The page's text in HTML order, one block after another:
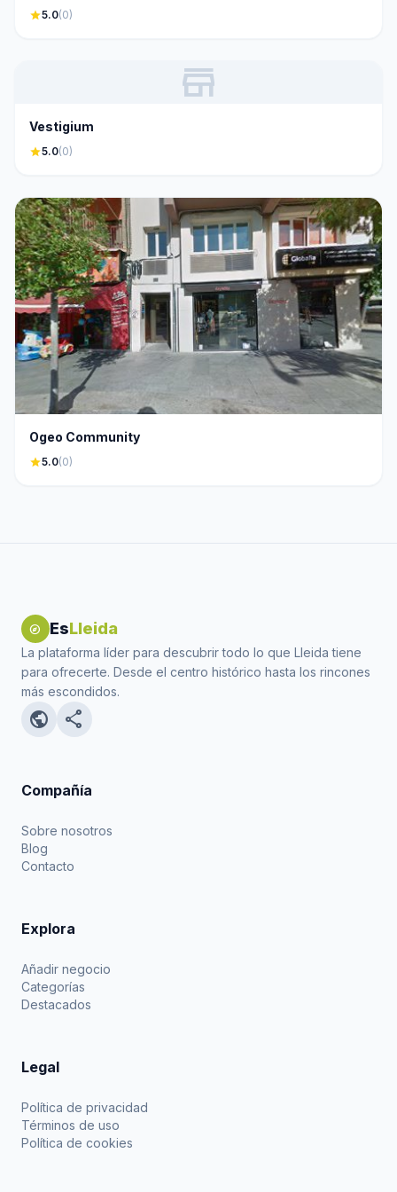
star5.0(0)
store
Vestigium
star5.0(0)
Ogeo Community
star5.0(0)
explore EsLleida
La plataforma líder para descubrir todo lo que Lleida tiene
para ofrecerte. Desde el centro histórico hasta los rincones
más escondidos.
public share
Compañía
Sobre nosotros
Blog
Contacto
Explora
Añadir negocio
Categorías
Destacados
Legal
Política de privacidad
Términos de uso
Política de cookies